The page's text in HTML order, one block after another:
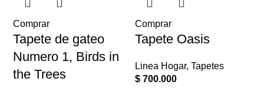
Comprar
Tapete de gateo
Numero 1, Birds in
the Trees
Comprar
Tapete Oasis
Linea Hogar, Tapetes
$ 700.000